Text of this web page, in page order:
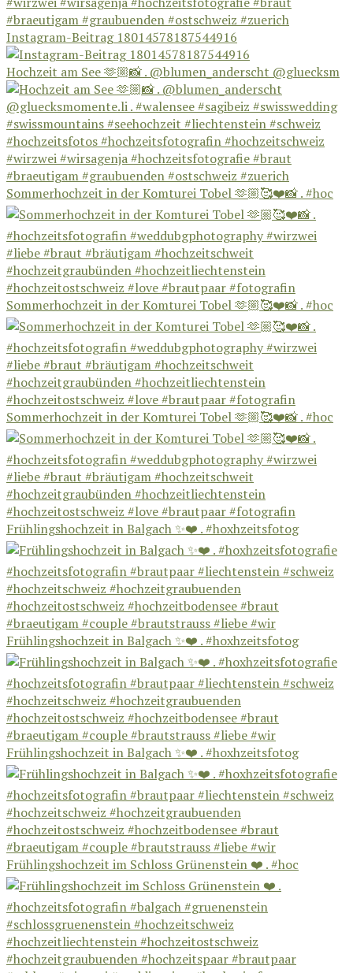
Instagram-Beitrag 18014578187544916
Hochzeit am See 🫶🏼📸 . @blumen_anderscht @gluecksm
Sommerhochzeit in der Komturei Tobel 🫶🏼🥰❤️📸 . #hoc
Sommerhochzeit in der Komturei Tobel 🫶🏼🥰❤️📸 . #hoc
Sommerhochzeit in der Komturei Tobel 🫶🏼🥰❤️📸 . #hoc
Frühlingshochzeit in Balgach ✨❤️ . #hoxhzeitsfotog
Frühlingshochzeit in Balgach ✨❤️ . #hoxhzeitsfotog
Frühlingshochzeit in Balgach ✨❤️ . #hoxhzeitsfotog
Frühlingshochzeit im Schloss Grünenstein ❤️ . #hoc